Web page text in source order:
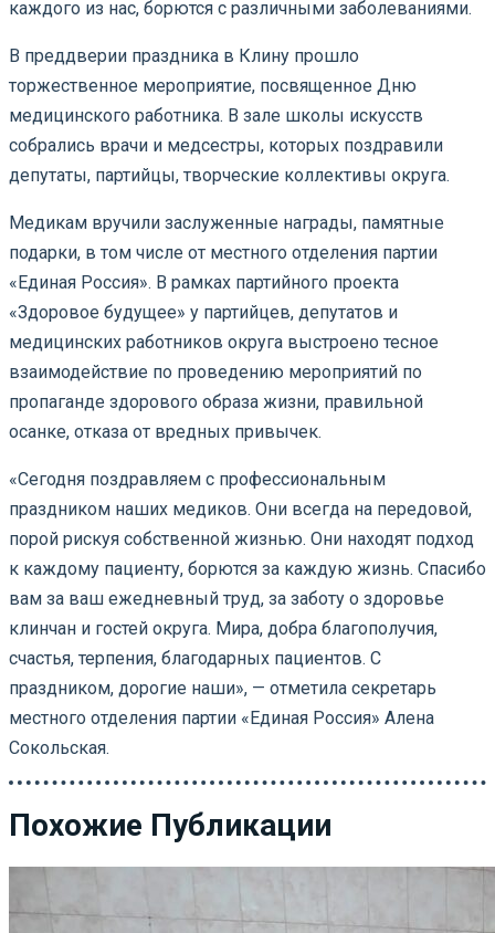
каждого из нас, борются с различными заболеваниями.
В преддверии праздника в Клину прошло
торжественное мероприятие, посвященное Дню
медицинского работника. В зале школы искусств
собрались врачи и медсестры, которых поздравили
депутаты, партийцы, творческие коллективы округа.
Медикам вручили заслуженные награды, памятные
подарки, в том числе от местного отделения партии
«Единая Россия». В рамках партийного проекта
«Здоровое будущее» у партийцев, депутатов и
медицинских работников округа выстроено тесное
взаимодействие по проведению мероприятий по
пропаганде здорового образа жизни, правильной
осанке, отказа от вредных привычек.
«Сегодня поздравляем с профессиональным
праздником наших медиков. Они всегда на передовой,
порой рискуя собственной жизнью. Они находят подход
к каждому пациенту, борются за каждую жизнь. Спасибо
вам за ваш ежедневный труд, за заботу о здоровье
клинчан и гостей округа. Мира, добра благополучия,
счастья, терпения, благодарных пациентов. С
праздником, дорогие наши», — отметила секретарь
местного отделения партии «Единая Россия» Алена
Сокольская.
Похожие Публикации